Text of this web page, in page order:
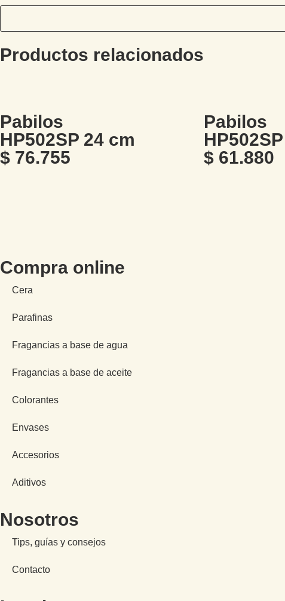
Productos relacionados
Pabilos
HP502SP 24 cm
$ 76.755
Pabilos
$ 61.880
Compra online
Cera
Parafinas
Fragancias a base de agua
Fragancias a base de aceite
Colorantes
Envases
Accesorios
Aditivos
Nosotros
Tips, guías y consejos
Contacto